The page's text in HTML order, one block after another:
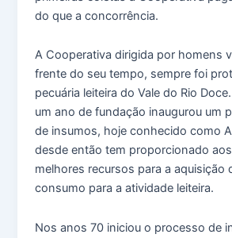
do que a concorrência.
A Cooperativa dirigida por homens
frente do seu tempo, sempre foi
pecuária leiteira do Vale do Rio
um ano de fundação inaugurou um
de insumos, hoje conhecido como
desde então tem proporcionado
melhores recursos para a aquisição
consumo para a atividade leiteira.
Nos anos 70 iniciou o processo de